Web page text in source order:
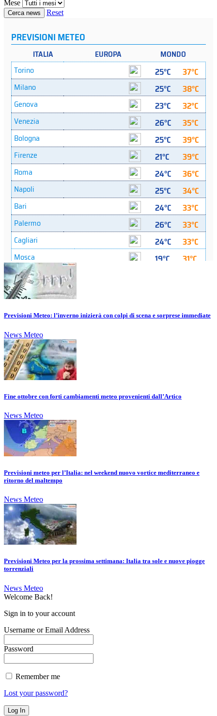
Mese
Cerca news Reset
Previsioni Meteo: l’inverno inizierà con colpi di scena e sorprese immediate
News Meteo
Fine ottobre con forti cambiamenti meteo provenienti dall’Artico
News Meteo
Previsioni meteo per l’Italia: nel weekend nuovo vortice mediterraneo e
ritorno del maltempo
News Meteo
Previsioni Meteo per la prossima settimana: Italia tra sole e nuove piogge
torrenziali
News Meteo
Welcome Back!
Sign in to your account
Username or Email Address
Password
Remember me
Lost your password?